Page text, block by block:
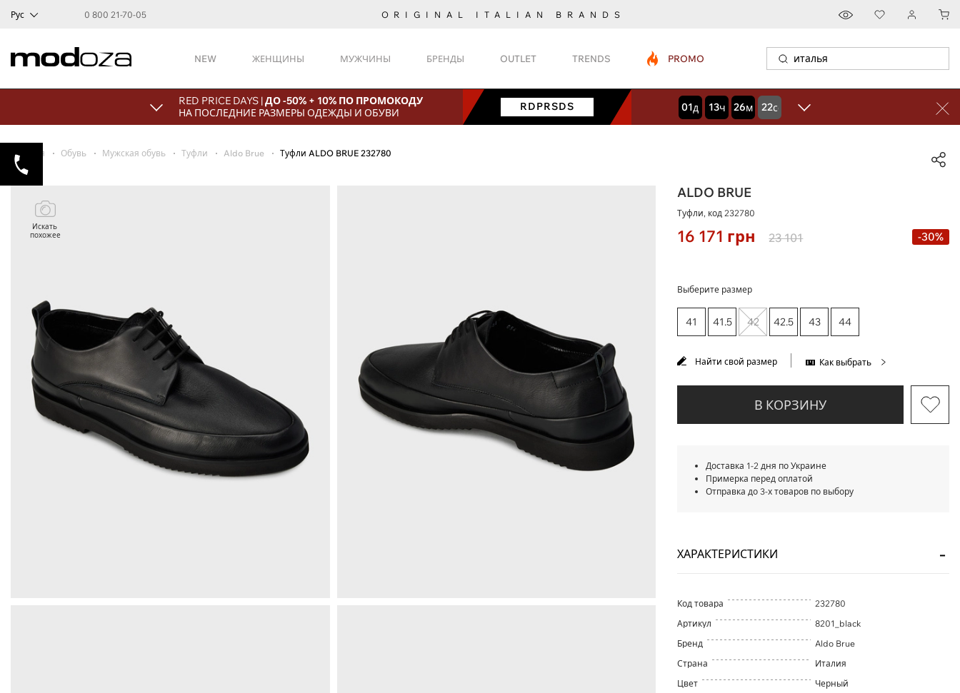
Рус 0 800 21-70-05 ORIGINAL ITALIAN BRANDS
NEW ЖЕНЩИНЫ МУЖЧИНЫ БРЕНДЫ OUTLET TRENDS PROMO
RED PRICE DAYS |ДО -50% + 10% ПО ПРОМОКОДУ
НА ПОСЛЕДНИЕ РАЗМЕРЫ ОДЕЖДЫ И ОБУВИ
RDPRSDS 01дней
13часов
26минут
21секунд
Главная Обувь Мужская обувь Туфли Aldo Brue Туфли ALDO BRUE 232780
Искать
похожее
ALDO BRUE
Туфли, код232780
16 171 грн 23 101 -30%
Выберите размер
41 41.5 42 42.5 43 44
Найти свой размер Как выбрать
В КОРЗИНУ
Доставка 1-2 дня по Украине
Примерка перед оплатой
Отправка до 3-х товаров по выбору
ХАРАКТЕРИСТИКИ
Код товара
232780
Артикул
8201_black
Бренд
Aldo Brue
Страна
Италия
Цвет
Черный